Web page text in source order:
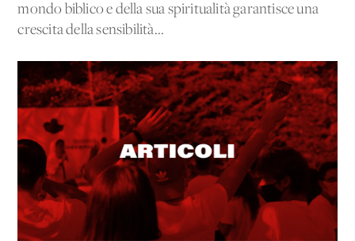
mondo biblico e della sua spiritualità garantisce una
crescita della sensibilità...